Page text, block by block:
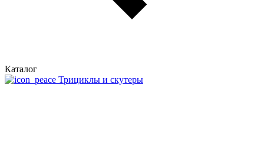
Каталог
Трициклы и скутеры